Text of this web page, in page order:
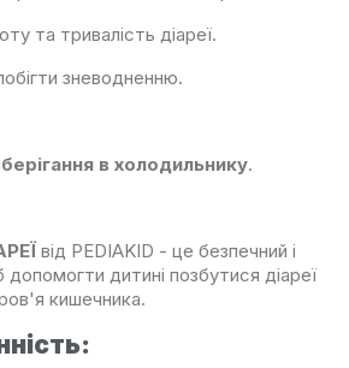
та тривалість діареї.
зневодненню.
в холодильнику.
від PEDIAKID - це безпечний і
дитині позбутися діареї
кишечника.